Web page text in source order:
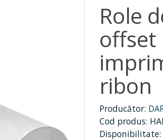
Role
offset
ribon
Producător:
Cod produs:
Disponibilitate: